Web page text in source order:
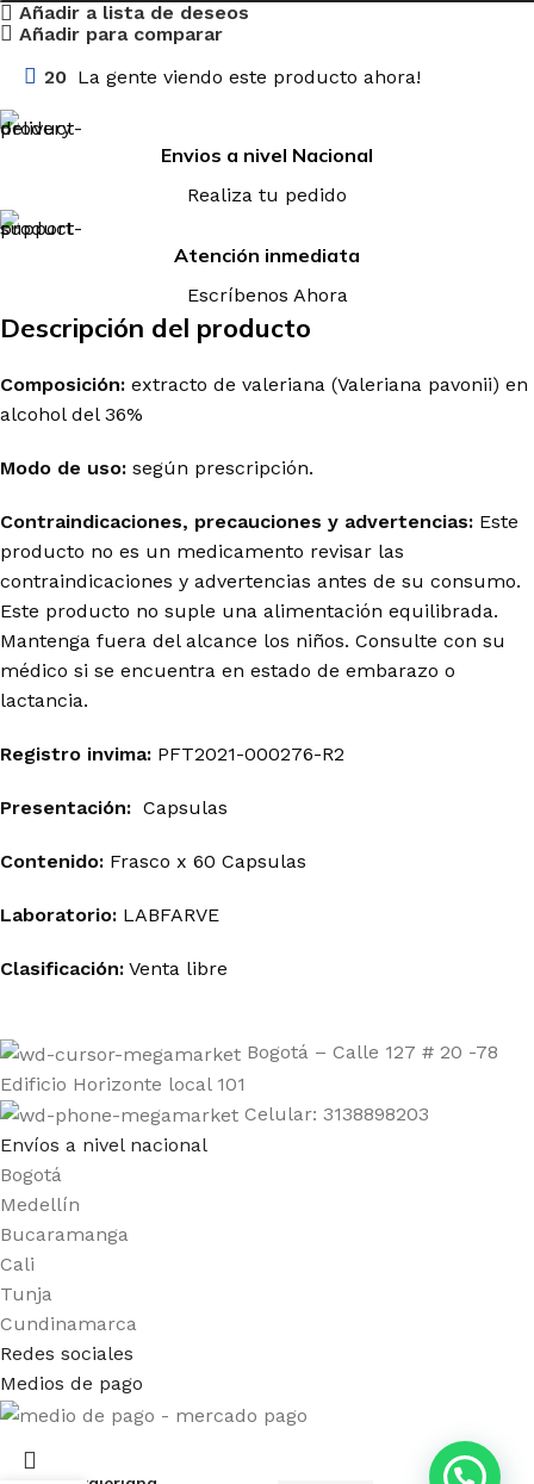
Añadir a lista de deseos
Añadir para comparar
20 La gente viendo este producto ahora!
Envios a nivel Nacional
Realiza tu pedido
Atención inmediata
Escríbenos Ahora
Descripción del producto
Composición: extracto de valeriana (Valeriana pavonii) en
alcohol del 36%
Modo de uso: según prescripción.
Contraindicaciones, precauciones y advertencias: Este
producto no es un medicamento revisar las
contraindicaciones y advertencias antes de su consumo.
Este producto no suple una alimentación equilibrada.
Mantenga fuera del alcance los niños. Consulte con su
médico si se encuentra en estado de embarazo o
lactancia.
Registro invima: PFT2021-000276-R2
Presentación: Capsulas
Contenido: Frasco x 60 Capsulas
Laboratorio: LABFARVE
Clasificación: Venta libre
Bogotá – Calle 127 # 20 -78
Edificio Horizonte local 101
Celular: 3138898203
Envíos a nivel nacional
Bogotá
Medellín
Bucaramanga
Cali
Tunja
Cundinamarca
Redes sociales
Medios de pago